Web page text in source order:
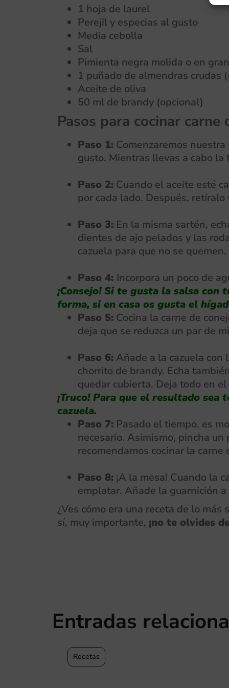
1 hoja de laurel
Perejil y especias al gusto
Media cebolla
Sal
Pimienta negra molida o en
1 puñado de almendras crudas
Aceite de oliva
50 ml de brandy (opcional)
Pasos para cocinar
Paso 1: Comenzaremos
gusto. Mientras llevas a cabo la
Paso 2: Cuando el aceite esté
por cada lado. Después,
Paso 3: En la misma sartén,
dientes de ajo pelados y las
cazuela para que no se
Paso 4: Incorpora un poco de
¡Consejo! Si te gusta la salsa
forma, si en casa os gusta el
Paso 5: Cocina la carne de
deja que se reduzca un par de
Paso 6:Añade a la cazuela con
chorrito de brandy. Echa
quedar cubierta. Deja todo en
¡Truco! Para que el resultado
cazuela.
Paso 7: Pasado el tiempo, es
necesario. Asimismo, pincha un
recomendamos cocinar la
Paso 8: ¡A la mesa! Cuando la
emplatar. Añade la guarnición a
¿Ves cómo era una receta de lo
sí, muy importante, ¡no te olvides
Entradas
Recetas